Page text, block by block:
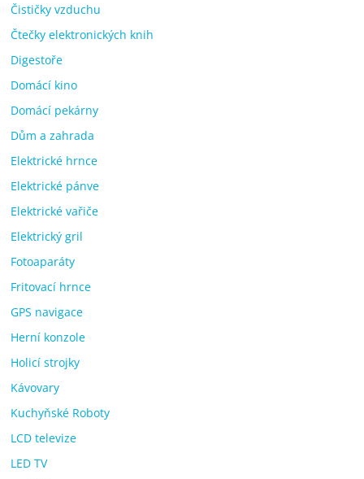
Čističky vzduchu
Čtečky elektronických knih
Digestoře
Domácí kino
Domácí pekárny
Dům a zahrada
Elektrické hrnce
Elektrické pánve
Elektrické vařiče
Elektrický gril
Fotoaparáty
Fritovací hrnce
GPS navigace
Herní konzole
Holicí strojky
Kávovary
Kuchyňské Roboty
LCD televize
LED TV